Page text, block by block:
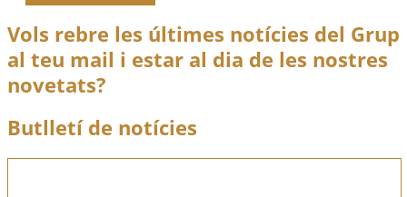
Vols rebre les últimes notícies del Grup
al teu mail i estar al dia de les nostres
novetats?
Butlletí de notícies